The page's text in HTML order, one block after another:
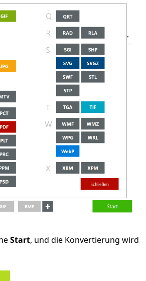
Start, und die Konvertierung wird